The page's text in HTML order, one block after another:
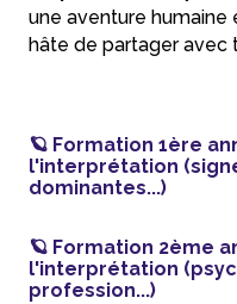
une aventure humaine
hâte de partager avec
🪐 Formation 1ère
l'interprétation
dominantes...)
🪐 Formation 2ème
l'interprétation
profession...)